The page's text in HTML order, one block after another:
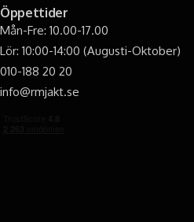
Öppettider
Mån-Fre: 10.00-17.00
Lör: 10:00-14:00 (Augusti-Oktober)
010-188 20 20
info@rmjakt.se